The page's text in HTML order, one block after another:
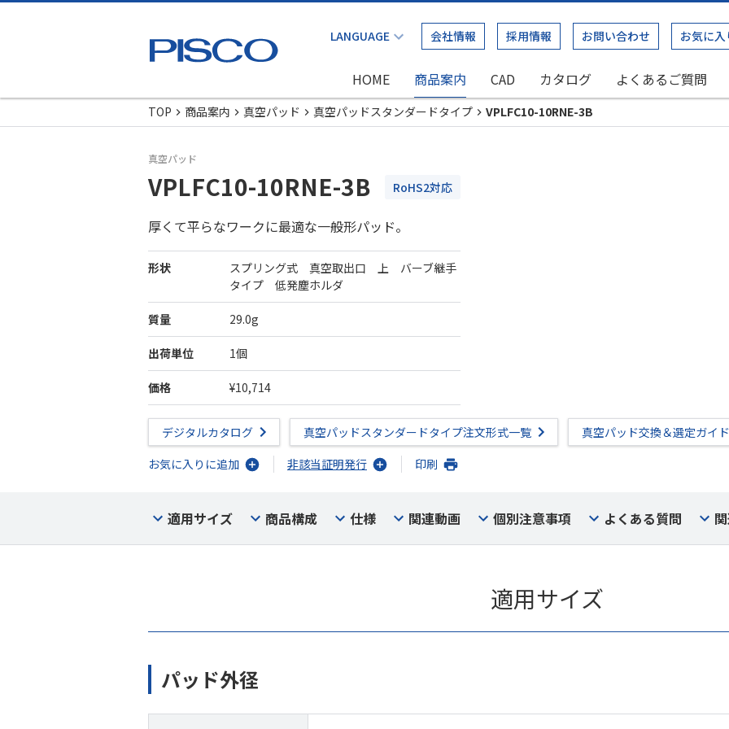
会社情報 採用情報 お問い合わせ お気に入
HOME 商品案内 CAD カタログ よくあるご質問
TOP
商品案内 真空パッド 真空パッドスタンダードタイプ VPLFC10-10RNE-3B
真空パッド
VPLFC10-10RNE-3B RoHS2対応
厚くて平らなワークに最適な一般形パッド。
形状
スプリング式 真空取出口 上 バーブ継手
タイプ 低発塵ホルダ
質量 29.0g
出荷単位 1個
価格 ¥10,714
デジタルカタログ 真空パッドスタンダードタイプ注文形式一覧
真空パッド交換＆選定ガイド
お気に入りに追加
非該当証明発行 印刷
適用サイズ 商品構成 仕様 関連動画 個別注意事項 よくある質問
適用サイズ
パッド外径